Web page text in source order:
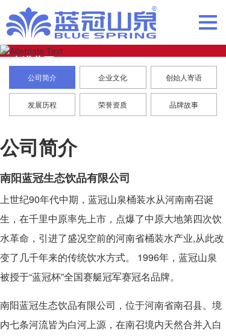
Into the Lan Guan
公司简介 企业文化 创始人寄语
发展历程 荣誉资质 品牌故事
公司简介
南阳蓝冠生态饮品有限公司
上世纪90年代中期，蓝冠山泉桶装水从河南南召诞
生，在千里中原率先上市，点爆了中原大地第四次饮
水革命，引进了盛况空前的河南省桶装水产业,从此改
变了几千年来的传统饮水方式。 1996年，蓝冠山泉
被授于“蓝冠杯”全国赛艇冠军赛冠名品牌。
南阳蓝冠生态饮品有限公司，位于河南省南召县。境
内七条河流皆为白河上源，在南召境内天然合并入白